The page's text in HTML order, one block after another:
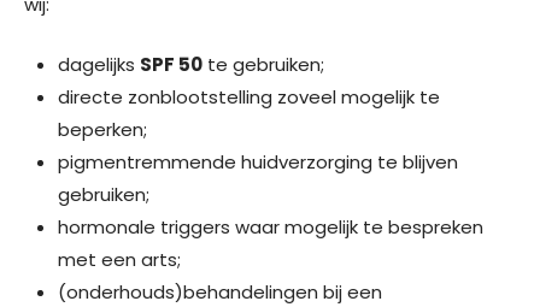
dagelijks SPF 50 te gebruiken;
directe zonblootstelling zoveel mogelijk te
beperken;
pigmentremmende huidverzorging te blijven
gebruiken;
hormonale triggers waar mogelijk te bespreken
met een arts;
(onderhouds)behandelingen bij een